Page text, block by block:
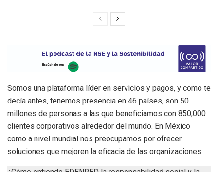
Somos una plataforma líder en servicios y pagos, y como te
decía antes, tenemos presencia en 46 países, son 50
millones de personas a las que beneficiamos con 850,000
clientes corporativos alrededor del mundo. En México
como a nivel mundial nos preocupamos por ofrecer
soluciones que mejoren la eficacia de las organizaciones.